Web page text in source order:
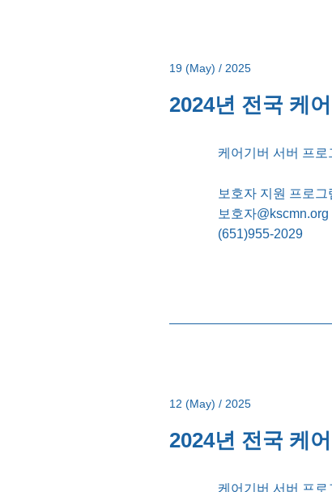
19 (May) / 2025
2024년 전국 케
케어기버 서버 프로
보호자 지원 프로그
보호자@kscmn.org
(651)955-2029
12 (May) / 2025
2024년 전국 케
케어기버 서버 프로